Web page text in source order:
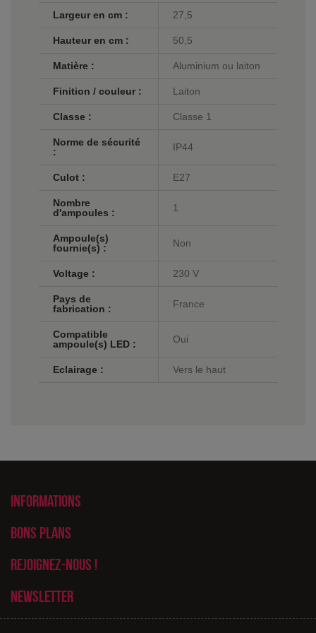
Largeur en cm : 27,5
Hauteur en cm : 50,5
Matière : Aluminium ou laiton
Finition / couleur : Laiton
Classe : Classe 1
Norme de sécurité
:
IP44
Culot : E27
Nombre
d'ampoules :
1
Ampoule(s)
fournie(s) :
Non
Voltage : 230 V
Pays de
fabrication :
France
Compatible
ampoule(s) LED :
Oui
Eclairage : Vers le haut
Informations
Bons plans
Rejoignez-nous !
Newsletter